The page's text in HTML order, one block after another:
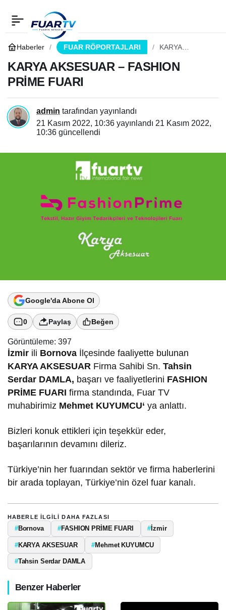
Haberler FUAR RÖPORTAJLARI
KARYA
FASHION
PRİME FUARI
KARYA AKSESUAR – FASHION
PRİME FUARI
admin tarafından yayınlandı
21 Kasım 2022, 10:36 yayınlandı 21 Kasım 2022,
10:36 güncellendi
Google'da Abone Ol
0 Paylaş Beğen
Görüntüleme: 397
İzmir ili Bornova İlçesinde faaliyette bulunan
KARYA AKSESUAR Firma Sahibi Sn.Tahsin
Serdar DAMLA, başarı ve faaliyetlerini FASHION
PRİME FUARI firma standında, Fuar TV
muhabirimiz Mehmet KUYUMCU‘ ya anlattı.
Bizleri konuk ettikleri için teşekkür eder,
başarılarının devamını dileriz.
Türkiye’nin her fuarından sektör ve firma haberlerini
bir arada toplayan, Türkiye’nin özel fuar kanalı.
KARYA AKSESUAR –
FASHION PRİME FUARI
HABERLE ILGILI DAHA FAZLASI
#Bornova #FASHION PRİME FUARI # İzmir
#KARYA AKSESUAR #Mehmet KUYUMCU
#Tahsin Serdar DAMLA
Benzer Haberler